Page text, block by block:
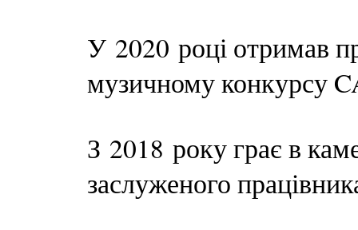
У 2020 році отримав
музичному конкурсу
З 2018 року грає в
заслуженого